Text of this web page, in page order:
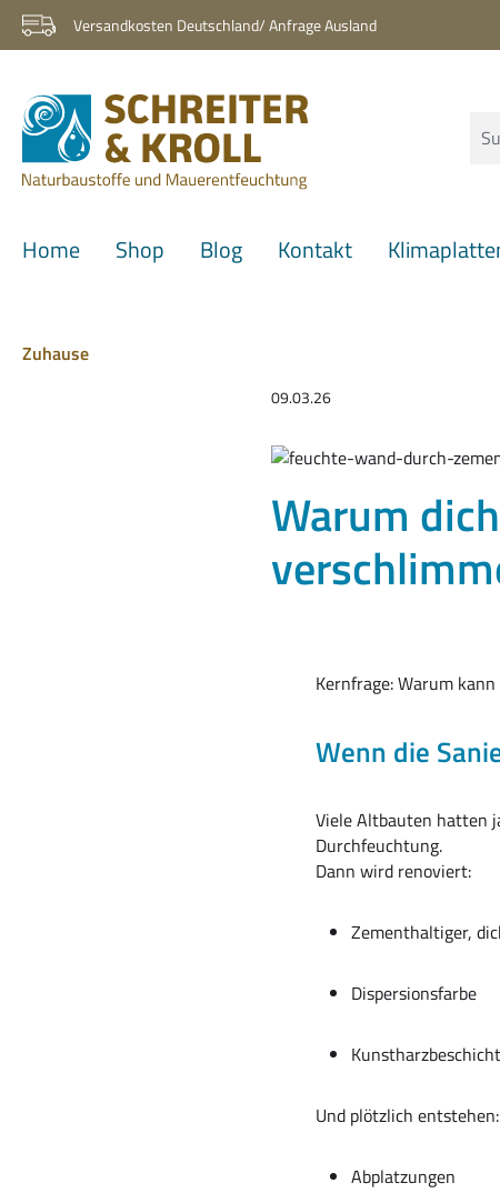
Hauptinhalt springen
Zur Suche springen
Zur Hauptnavigation springen
Versandkosten Deutschland/ Anfrage Ausland
Home Shop Blog Kontakt
Zuhause
09.03.26
Warum
Kernfrage: Warum
Wenn die
Viele Altbauten hatten
Durchfeuchtung.
Dann wird renoviert:
Zementhaltiger,
Dispersionsfarbe
Und plötzlich entstehen:
Abplatzungen